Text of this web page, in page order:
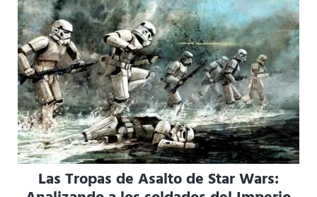
Las Tropas de Asalto de Star Wars: